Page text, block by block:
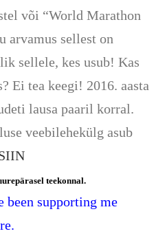
või “World Marathon
arvamus sellest on
sellele, kes usub! Kas
Ei tea keegi! 2016. aasta
lausa paaril korral.
veebilehekülg asub
teekonnal.
been supporting me